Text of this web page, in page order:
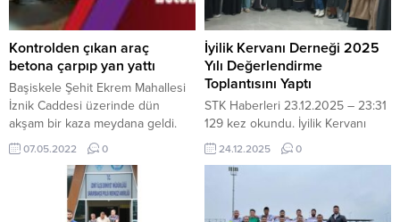
Büyükşehir Belediyesi Zabıta
Dairesi Başkanlığı nöbetçi ekipleri
cevap verdi. Mehmet Mert’in
Zabıtan...
Kontrolden çıkan araç
betona çarpıp yan yattı
Başiskele Şehit Ekrem Mahallesi
İznik Caddesi üzerinde dün
akşam bir kaza meydana geldi.
Edinilen bilgiye göre, S.A
idaresindeki 41 AGH 644 plakalı
hafif ticari araç sürücüsünün
hakimiyeti kaybetmesiyle yol
kenarındaki betona çarptı.
07.05.2022 0
İyilik Kervanı Derneği 2025
Yılı Değerlendirme
Toplantısını Yaptı
STK Haberleri 23.12.2025 – 23:31
129 kez okundu. İyilik Kervanı
Derneği 2025 Yılı Değerlendirme
Toplantısını Yaptı İyilik Kervanı
Derneği, 2025 yılı boyunca
değerlendirmek amacıyla yıl sonu
24.12.2025 0